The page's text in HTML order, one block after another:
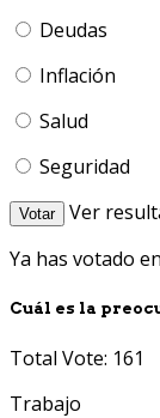
Deudas
Inflación
Salud
Seguridad
Votar
Ver
Ya has votado
Cuál es la
Total Vote: 161
Trabajo